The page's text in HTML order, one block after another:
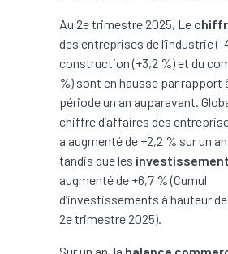
Au 2e trimestre 2025, Le
des entreprises de l’industrie (-
construction (+3,2 %) et du
%) sont en hausse par rapport
période un an auparavant.
chiffre d’affaires des
a augmenté de +2,2 % sur un
tandis que les
augmenté de +6,7 % (Cumul
d’investissements à hauteur
2e trimestre 2025).